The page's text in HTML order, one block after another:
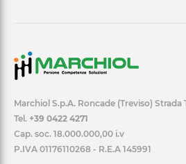
Marchiol S.p.A. Roncade (Treviso) Strada
Tel. +39 0422 4271
Cap. soc. 18.000.000,00 i.v
P.IVA 01176110268 - R.E.A 145991